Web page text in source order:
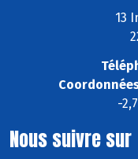
13
-
Nous suivre sur